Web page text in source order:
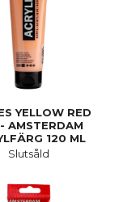
YELLOW RED
AMSTERDAM
120 ML
Slutsåld